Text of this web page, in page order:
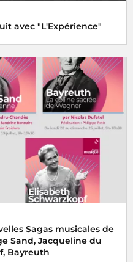
avec "L'Expérience"
Sagas musicales de
Sand, Jacqueline du
Bayreuth